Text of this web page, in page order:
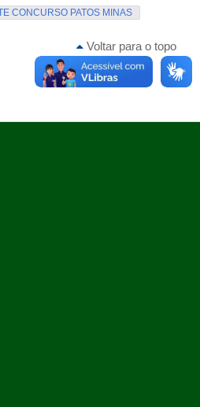
CONCURSO PATOS MINAS
Voltar para o topo